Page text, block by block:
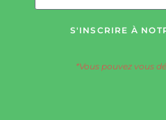
S'INSCRIRE À
*Vous pouvez vous